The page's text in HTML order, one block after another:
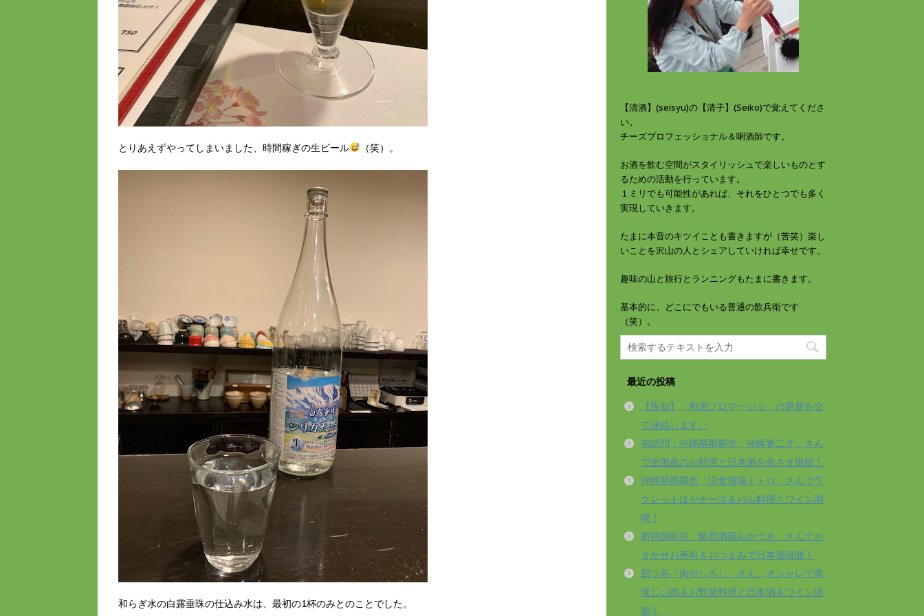
とりあえずやってしまいました、時間稼ぎの生ビール （笑）。
和らぎ水の白露垂珠の仕込み水は、最初の1杯のみとのことでした。
) ィ
ン
ド
ウ
で
開
き
ま
【清酒】(seisyu)の【清子】(Seiko)で覚えてくださ
い。
チーズプロフェッショナル＆唎酒師です。
お酒を飲む空間がスタイリッシュで楽しいものとす
るための活動を行っています。
１ミリでも可能性があれば、それをひとつでも多く
実現していきます。
たまに本音のキツイことも書きますが（苦笑）楽し
いことを沢山の人とシェアしていければ幸せです。
趣味の山と旅行とランニングもたまに書きます。
基本的に、どこにでもいる普通の飲兵衛です
（笑）。
最近の投稿
【告知】「和酒フロマージュ」の更新を全
て凍結します。
初訪問：沖縄県那覇市「沖縄青二才」さん
で全国産のお料理と日本酒を余さず堪能！
沖縄県那覇市「洋食酒場トトロ」さんでラ
クレットほかチーズ＆バル料理とワイン満
喫！
新宿御苑前「鮨居酒屋みかづき」さんでお
まかせお寿司＆おつまみで日本酒堪能！
四ツ谷「肉やしるし」さん、オシャレで美
味しい肉＆お野菜料理と日本酒＆ワイン堪
能！